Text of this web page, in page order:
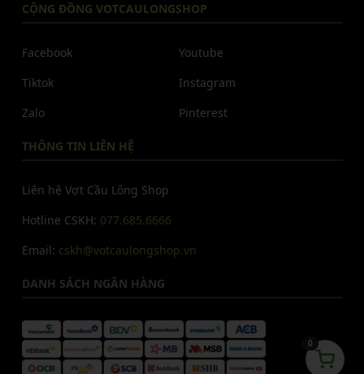
CỘNG ĐỒNG VOTCAULONGSHOP
Facebook
Tiktok
Zalo
Youtube
Instagram
Pinterest
THÔNG TIN LIÊN HỆ
Liên hệ Vợt Cầu Lông Shop
Hotline CSKH: 077.685.6666
Email: cskh@votcaulongshop.vn
DANH SÁCH NGÂN HÀNG
0